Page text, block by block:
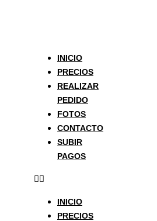
INICIO
PRECIOS
REALIZAR
PEDIDO
FOTOS
CONTACTO
SUBIR
PAGOS
INICIO
PRECIOS